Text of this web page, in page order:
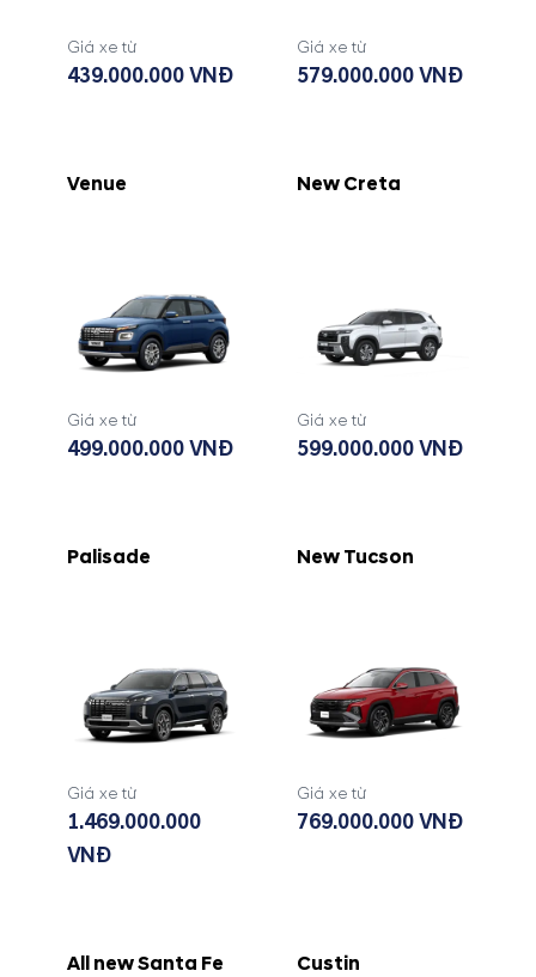
Giá xe từ
439.000.000 VNĐ
Giá xe từ
579.000.000 VNĐ
Venue
Giá xe từ
499.000.000 VNĐ
New Creta
Giá xe từ
599.000.000 VNĐ
Palisade
Giá xe từ
1.469.000.000
VNĐ
New Tucson
Giá xe từ
769.000.000 VNĐ
All new Santa Fe Custin